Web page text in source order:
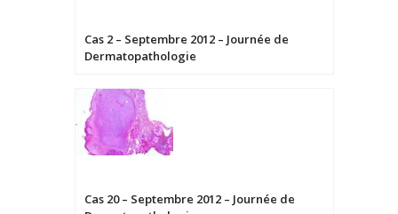
Cas 2 – Septembre 2012 – Journée de
Dermatopathologie
Cas 20 – Septembre 2012 – Journée de